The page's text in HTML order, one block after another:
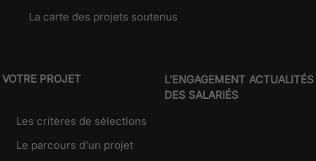
La carte des projets soutenus
VOTRE PROJET
Les critères de sélections
Le parcours d'un projet
L'ENGAGEMENT
DES SALARIÉS
ACTUALITÉS